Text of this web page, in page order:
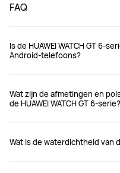
FAQ
Is de HUAWEI WATCH GT 6-
Android-telefoons?
Wat zijn de afmetingen en
de HUAWEI WATCH GT 6-serie?
Wat is de waterdichtheid van